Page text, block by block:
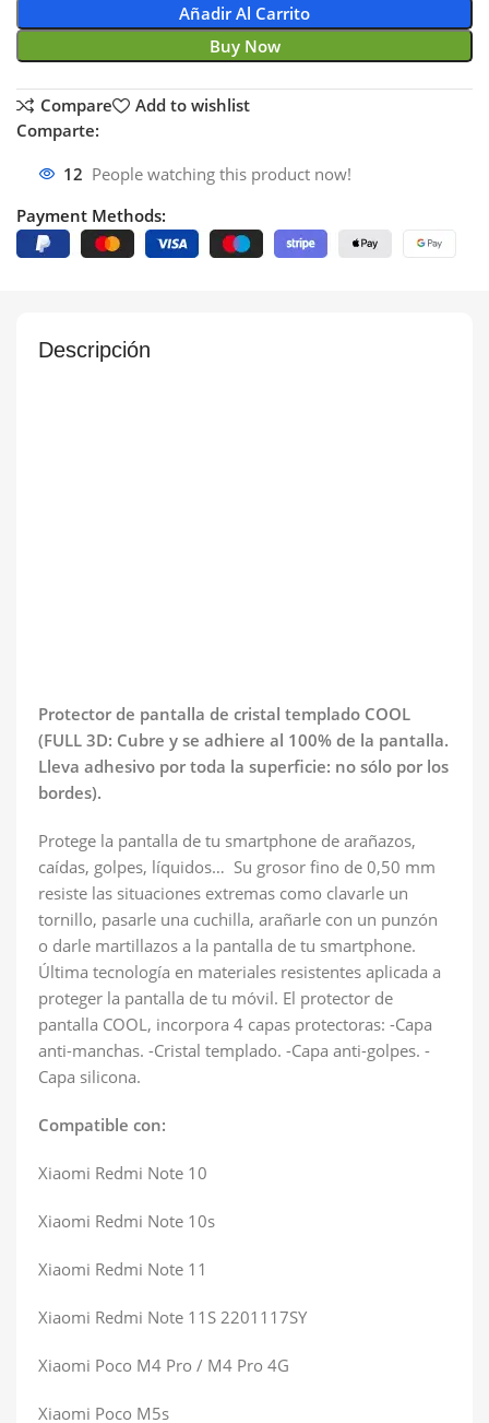
Añadir Al Carrito
Buy Now
Compare
Add to wishlist
Comparte:
12 People watching this product now!
Payment Methods:
Descripción
Protector de pantalla de cristal templado COOL
(FULL 3D: Cubre y se adhiere al 100% de la pantalla.
Lleva adhesivo por toda la superficie: no sólo por los
bordes).
Protege la pantalla de tu smartphone de arañazos,
caídas, golpes, líquidos… Su grosor fino de 0,50 mm
resiste las situaciones extremas como clavarle un
tornillo, pasarle una cuchilla, arañarle con un punzón
o darle martillazos a la pantalla de tu smartphone.
Última tecnología en materiales resistentes aplicada a
proteger la pantalla de tu móvil. El protector de
pantalla COOL, incorpora 4 capas protectoras: -Capa
anti-manchas. -Cristal templado. -Capa anti-golpes. -
Capa silicona.
Compatible con:
Xiaomi Redmi Note 10
Xiaomi Redmi Note 10s
Xiaomi Redmi Note 11
Xiaomi Redmi Note 11S 2201117SY
Xiaomi Poco M4 Pro / M4 Pro 4G
Xiaomi Poco M5s